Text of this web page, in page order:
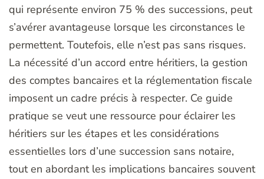
qui représente environ 75 % des successions, peut
s’avérer avantageuse lorsque les circonstances le
permettent. Toutefois, elle n’est pas sans risques.
La nécessité d’un accord entre héritiers, la gestion
des comptes bancaires et la réglementation fiscale
imposent un cadre précis à respecter. Ce guide
pratique se veut une ressource pour éclairer les
héritiers sur les étapes et les considérations
essentielles lors d’une succession sans notaire,
tout en abordant les implications bancaires souvent